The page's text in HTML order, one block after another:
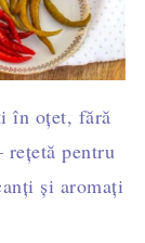
în oțet, fără
rețetă pentru
și aromați